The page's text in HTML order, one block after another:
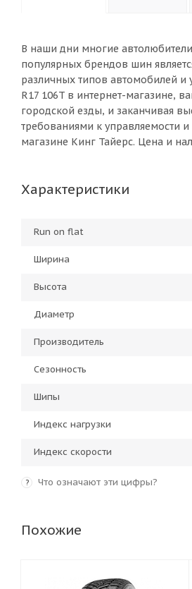
В наши дни многие
популярных брендов шин
различных типов автомобилей
R17 106T в интернет-магазине,
городской езды, и заканчивая
требованиями к управляемости
магазине Кинг Тайерс. Цена и
Характеристики
Run on flat
Ширина
Высота
Диаметр
Производитель
Сезонность
Шипы
Индекс нагрузки
Индекс скорости
? Что означают эти цифры?
Похожие